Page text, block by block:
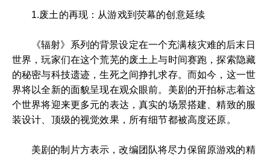
1.废土的再现：从游戏到荧幕的创意延续
《辐射》系列的背景设定在一个充满核灾难的后末日
世界，玩家们在这个荒芜的废土上与时间赛跑，探索隐藏
的秘密与科技遗迹，生死之间挣扎求存。而如今，这一世
界将以全新的面貌呈现在观众眼前。美剧的开拍标志着这
个世界将迎来更多元的表达，真实的场景搭建、精致的服
装设计、顶级的视觉效果，所有细节都被高度还原。
美剧的制片方表示，改编团队将尽力保留原游戏的精